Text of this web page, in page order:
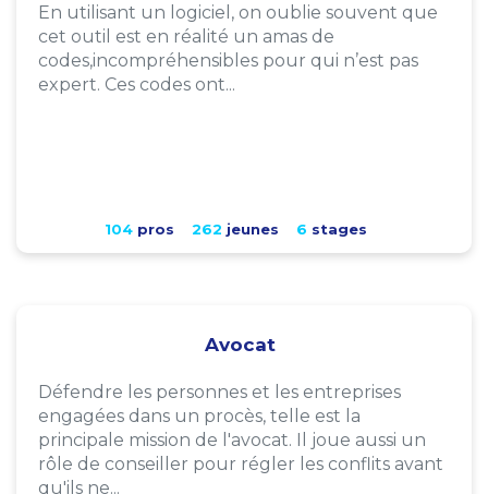
En utilisant un logiciel, on oublie souvent que
cet outil est en réalité un amas de
codes,incompréhensibles pour qui n’est pas
expert. Ces codes ont...
104pros 262 jeunes 6 stages
Avocat
Défendre les personnes et les entreprises
engagées dans un procès, telle est la
principale mission de l'avocat. Il joue aussi un
rôle de conseiller pour régler les conflits avant
qu'ils ne...